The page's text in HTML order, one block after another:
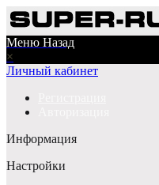
Меню Назад
×
Личный кабинет
Информация
Настройки